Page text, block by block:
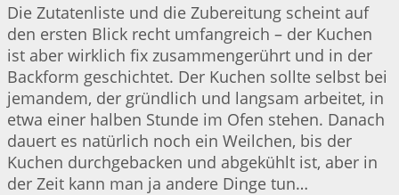
Die Zutatenliste und die Zubereitung scheint auf
den ersten Blick recht umfangreich – der Kuchen
ist aber wirklich fix zusammengerührt und in der
Backform geschichtet. Der Kuchen sollte selbst bei
jemandem, der gründlich und langsam arbeitet, in
etwa einer halben Stunde im Ofen stehen. Danach
dauert es natürlich noch ein Weilchen, bis der
Kuchen durchgebacken und abgekühlt ist, aber in
der Zeit kann man ja andere Dinge tun…